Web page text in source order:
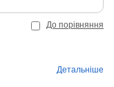
До порівняння
Детальніше